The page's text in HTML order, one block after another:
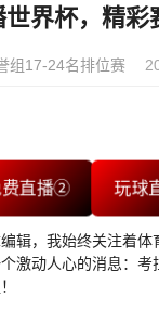
界杯，精彩
组17-24名排位赛
费直播② 玩球
辑，我始终关注着体
激动人心的消息：考